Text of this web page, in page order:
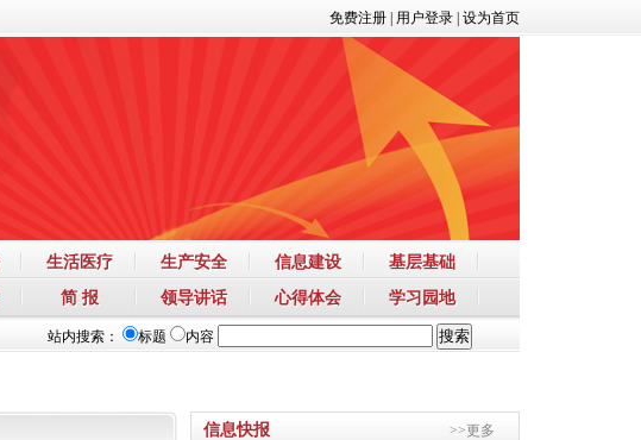
免费注册 用户登录 设为首页
生活医疗 生产安全 信息建设
基层基础
简 报 领导讲话 心得体会 学习园地
站内搜索： 标题 内容
>>更多
信息快报